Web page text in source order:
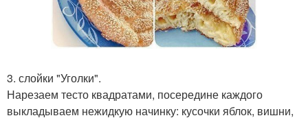
3. слойки "Уголки".
Нарезаем тесто квадратами, посередине каждого
выкладываем нежидкую начинку: кусочки яблок, вишни,